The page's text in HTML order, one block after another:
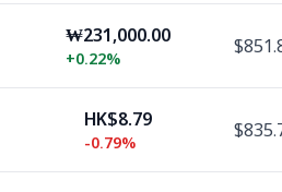
₩231,000.00
+0.22%
HK$8.79
-0.79%